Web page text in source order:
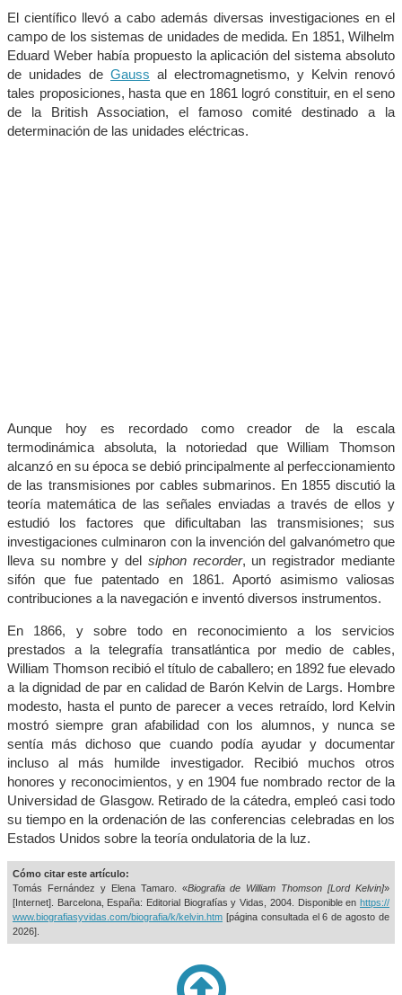
El científico llevó a cabo además diversas investigaciones en el
campo de los sistemas de unidades de medida. En 1851, Wilhelm
Eduard Weber había propuesto la aplicación del sistema absoluto
de unidades de Gauss al electromagnetismo, y Kelvin renovó
tales proposiciones, hasta que en 1861 logró constituir, en el seno
de la British Association, el famoso comité destinado a la
determinación de las unidades eléctricas.
Aunque hoy es recordado como creador de la escala
termodinámica absoluta, la notoriedad que William Thomson
alcanzó en su época se debió principalmente al perfeccionamiento
de las transmisiones por cables submarinos. En 1855 discutió la
teoría matemática de las señales enviadas a través de ellos y
estudió los factores que dificultaban las transmisiones; sus
investigaciones culminaron con la invención del galvanómetro que
lleva su nombre y del siphon recorder, un registrador mediante
sifón que fue patentado en 1861. Aportó asimismo valiosas
contribuciones a la navegación e inventó diversos instrumentos.
En 1866, y sobre todo en reconocimiento a los servicios
prestados a la telegrafía transatlántica por medio de cables,
William Thomson recibió el título de caballero; en 1892 fue elevado
a la dignidad de par en calidad de Barón Kelvin de Largs. Hombre
modesto, hasta el punto de parecer a veces retraído, lord Kelvin
mostró siempre gran afabilidad con los alumnos, y nunca se
sentía más dichoso que cuando podía ayudar y documentar
incluso al más humilde investigador. Recibió muchos otros
honores y reconocimientos, y en 1904 fue nombrado rector de la
Universidad de Glasgow. Retirado de la cátedra, empleó casi todo
su tiempo en la ordenación de las conferencias celebradas en los
Estados Unidos sobre la teoría ondulatoria de la luz.
Cómo citar este artículo:
Tomás Fernández y Elena Tamaro. «Biografia de William Thomson [Lord Kelvin]»
[Internet]. Barcelona, España: Editorial Biografías y Vidas, 2004. Disponible en https://
www.biografiasyvidas.com/biografia/k/kelvin.htm [página consultada el6 de agosto de
2026].